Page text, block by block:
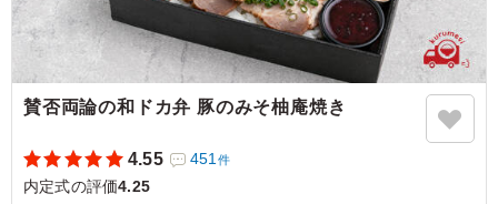
賛否両論の和ドカ弁 豚のみそ柚庵焼き
4.55 451 件
内定式の評価4.25